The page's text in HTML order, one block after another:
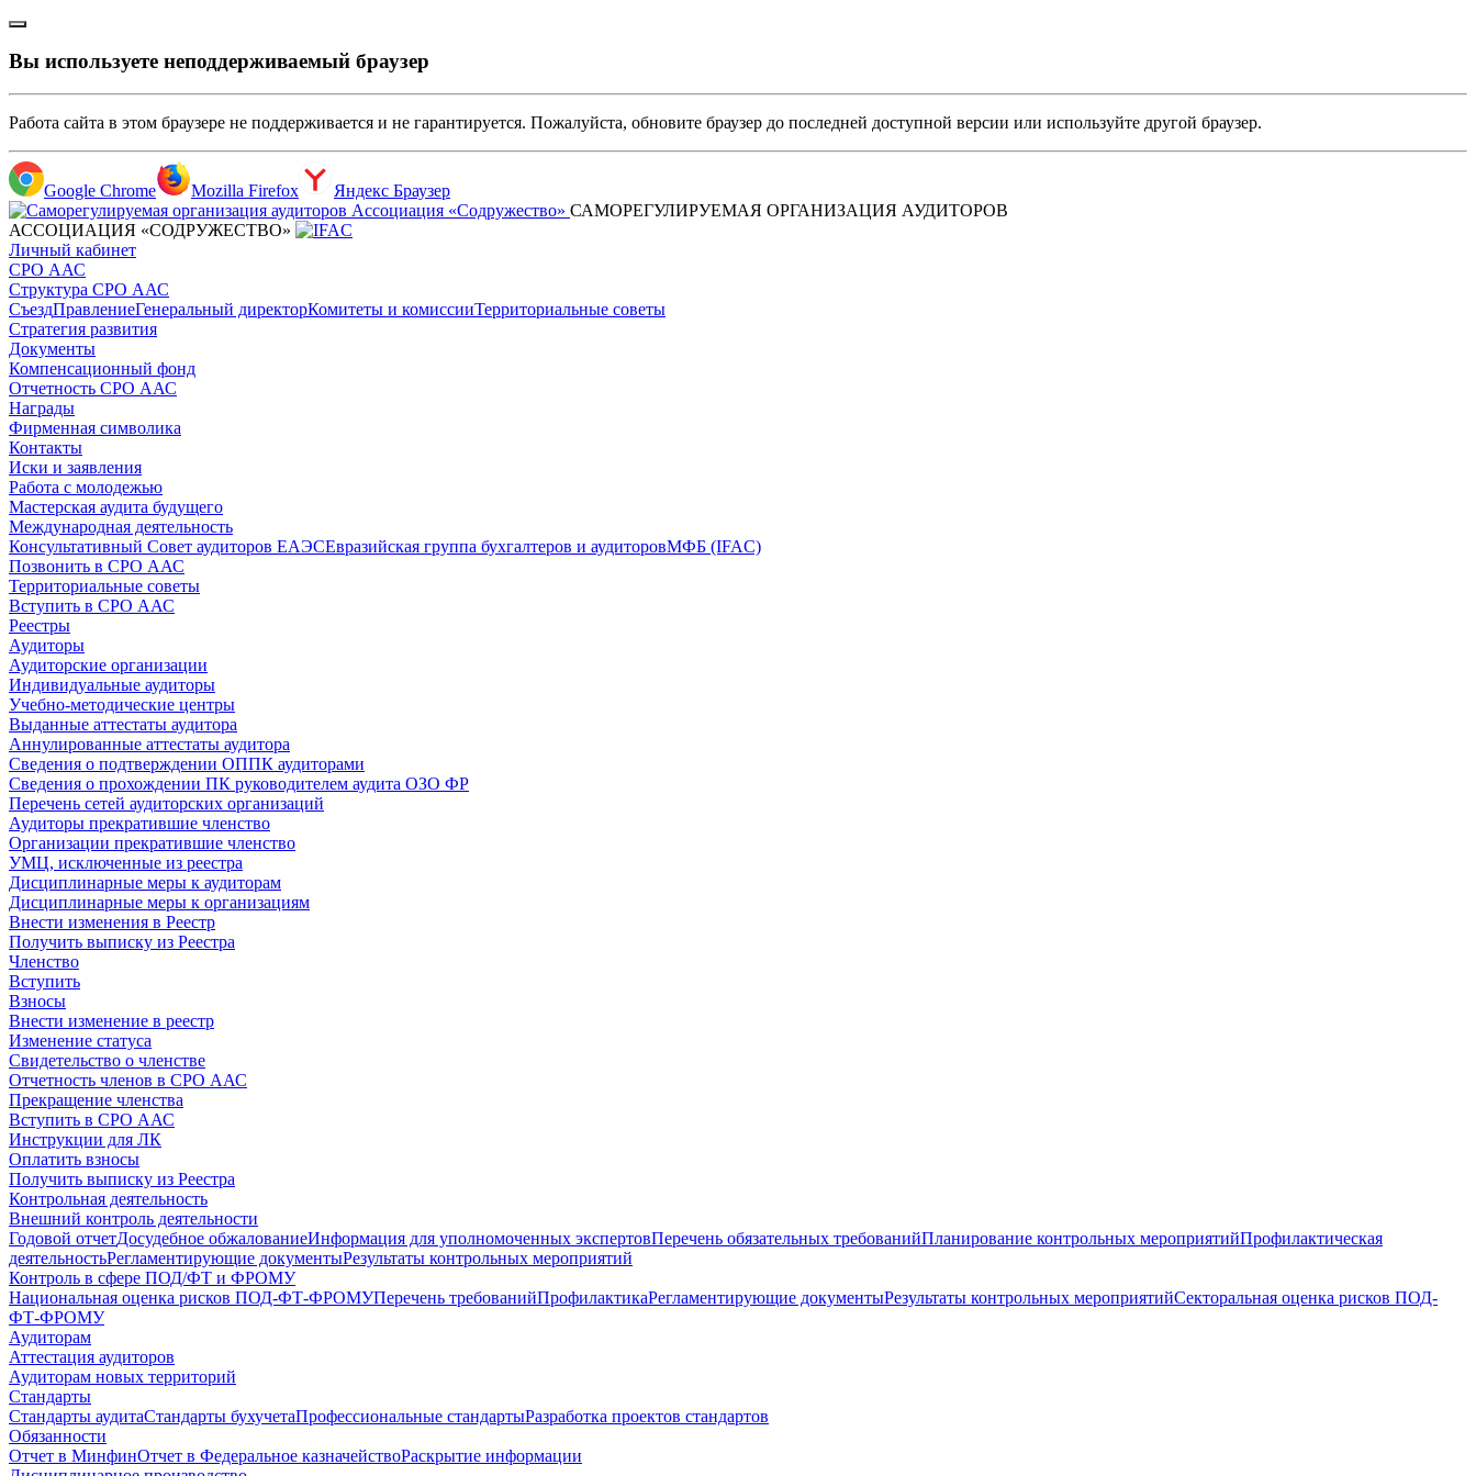
Вы используете неподдерживаемый браузер
Работа сайта в этом браузере не поддерживается и не гарантируется. Пожалуйста, обновите браузер до последней доступной версии или используйте другой браузер.
Google Chrome Mozilla Firefox
Яндекс Браузер
САМОРЕГУЛИРУЕМАЯ ОРГАНИЗАЦИЯ АУДИТОРОВ
АССОЦИАЦИЯ «СОДРУЖЕСТВО»
Личный кабинет
СРО ААС
Структура СРО ААС
СъездПравлениеГенеральный директорКомитеты и комиссииТерриториальные советы
Стратегия развития
Документы
Компенсационный фонд
Отчетность СРО ААС
Награды
Фирменная символика
Контакты
Иски и заявления
Работа с молодежью
Мастерская аудита будущего
Международная деятельность
Консультативный Совет аудиторов ЕАЭСЕвразийская группа бухгалтеров и аудиторовМФБ (IFAC)
Позвонить в СРО ААС
Территориальные советы
Вступить в СРО ААС
Реестры
Аудиторы
Аудиторские организации
Индивидуальные аудиторы
Учебно-методические центры
Выданные аттестаты аудитора
Аннулированные аттестаты аудитора
Сведения о подтверждении ОППК аудиторами
Сведения о прохождении ПК руководителем аудита ОЗО ФР
Перечень сетей аудиторских организаций
Аудиторы прекратившие членство
Организации прекратившие членство
УМЦ, исключенные из реестра
Дисциплинарные меры к аудиторам
Дисциплинарные меры к организациям
Внести изменения в Реестр
Получить выписку из Реестра
Членство
Вступить
Взносы
Внести изменение в реестр
Изменение статуса
Свидетельство о членстве
Отчетность членов в СРО ААС
Прекращение членства
Вступить в СРО ААС
Инструкции для ЛК
Оплатить взносы
Получить выписку из Реестра
Контрольная деятельность
Внешний контроль деятельности
Годовой отчетДосудебное обжалованиеИнформация для уполномоченных экспертовПеречень обязательных требованийПланирование контрольных мероприятийПрофилактическая
деятельностьРегламентирующие документыРезультаты контрольных мероприятий
Контроль в сфере ПОД/ФТ и ФРОМУ
Национальная оценка рисков ПОД-ФТ-ФРОМУПеречень требованийПрофилактикаРегламентирующие документыРезультаты контрольных мероприятийСекторальная оценка рисков ПОД-
ФТ-ФРОМУ
Аудиторам
Аттестация аудиторов
Аудиторам новых территорий
Стандарты
Стандарты аудитаСтандарты бухучетаПрофессиональные стандартыРазработка проектов стандартов
Обязанности
Отчет в МинфинОтчет в Федеральное казначействоРаскрытие информации